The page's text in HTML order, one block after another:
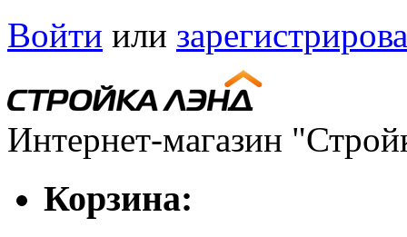
Войти или
Интернет-магазин
Корзина: